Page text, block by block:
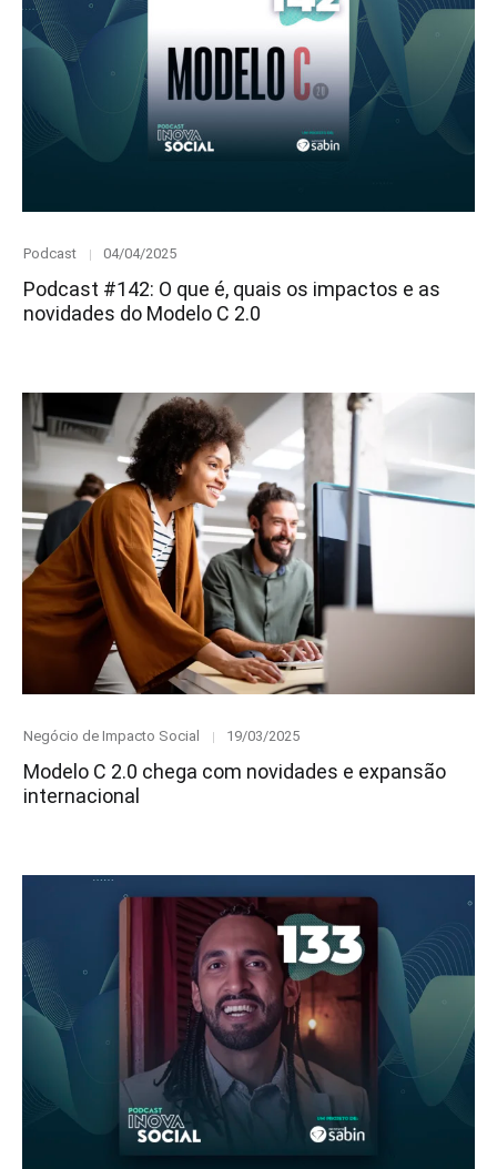
Category
Podcast
Posted
04/04/2025
Podcast #142: O que é, quais os impactos e as
novidades do Modelo C 2.0
Category
Negócio de Impacto Social
Posted
19/03/2025
Modelo C 2.0 chega com novidades e expansão
internacional